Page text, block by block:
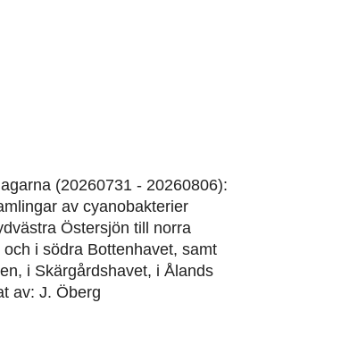
(20260731 - 20260806):
av cyanobakterier
Östersjön till norra
i södra Bottenhavet, samt
i Skärgårdshavet, i Ålands
av: J. Öberg